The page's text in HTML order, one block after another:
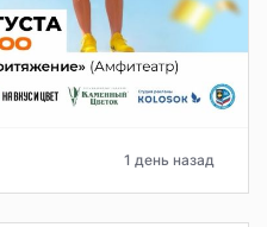
1 день назад